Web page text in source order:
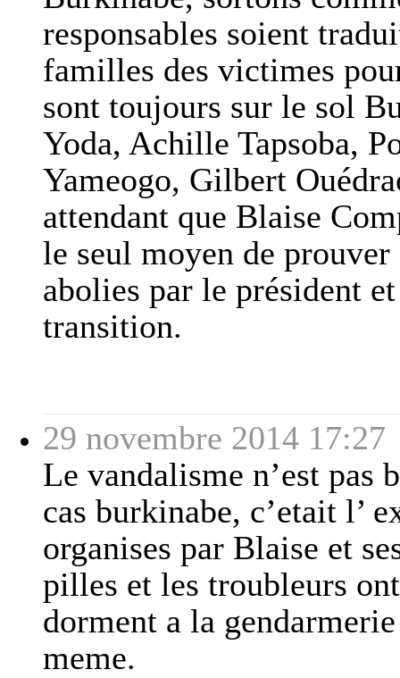
responsables soient
familles des victimes
sont toujours sur le sol
Yoda, Achille Tapsoba,
Yameogo, Gilbert
attendant que Blaise
le seul moyen de
abolies par le président
transition.
29 novembre 2014 17:27
Le vandalisme n’est pas
cas burkinabe, c’etait l’
organises par Blaise et
pilles et les troubleurs
dorment a la
meme.